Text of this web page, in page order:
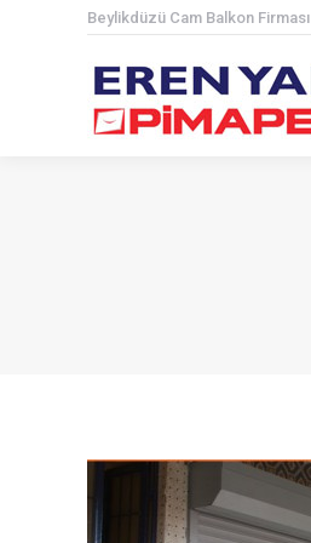
Beylikdüzü Cam Balkon Firması